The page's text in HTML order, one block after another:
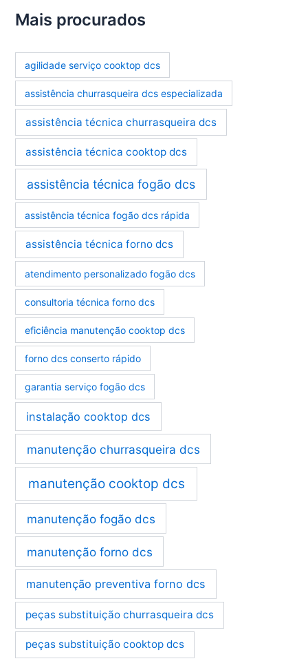
e
g
r
a
Mais procurados
agilidade serviço cooktop dcs
assistência churrasqueira dcs especializada
assistência técnica churrasqueira dcs
assistência técnica cooktop dcs
assistência técnica fogão dcs
assistência técnica fogão dcs rápida
assistência técnica forno dcs
atendimento personalizado fogão dcs
consultoria técnica forno dcs
eficiência manutenção cooktop dcs
forno dcs conserto rápido
garantia serviço fogão dcs
instalação cooktop dcs
manutenção churrasqueira dcs
manutenção cooktop dcs
manutenção fogão dcs
manutenção forno dcs
manutenção preventiva forno dcs
peças substituição churrasqueira dcs
peças substituição cooktop dcs